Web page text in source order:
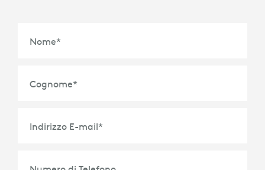
Nome*
Cognome*
Indirizzo E-mail*